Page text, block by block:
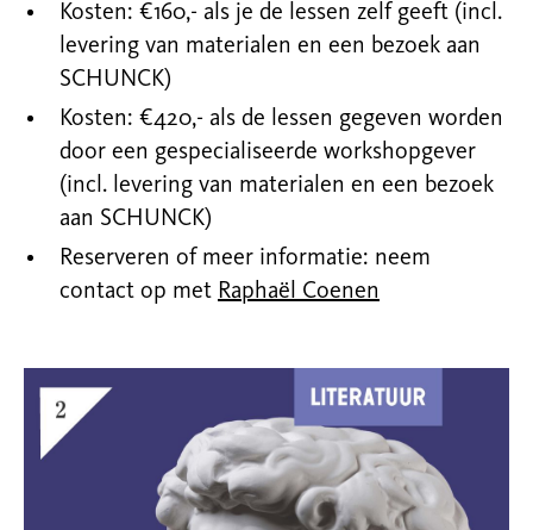
Kosten: €160,- als je de lessen zelf geeft (incl.
levering van materialen en een bezoek aan
SCHUNCK)
Kosten: €420,- als de lessen gegeven worden
door een gespecialiseerde workshopgever
(incl. levering van materialen en een bezoek
aan SCHUNCK)
Reserveren of meer informatie: neem
contact op met Raphaël Coenen